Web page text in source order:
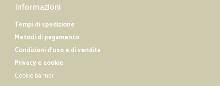
Informazioni
Tempi di spedizione
Metodi di pagamento
Condizioni d'uso e di vendita
Privacy e cookie
Cookie banner